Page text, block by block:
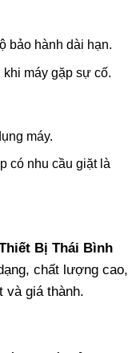
bảo hành dài hạn.
máy gặp sự cố.
máy.
có nhu cầu giặt là
Bị Thái Bình
chất lượng cao,
và giá thành.